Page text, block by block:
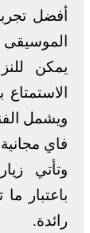
أفضل
يمكن
ويشمل
فاي
وتأتي
باعتبار
رائدة.